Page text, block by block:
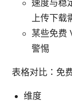
速度与稳
上传下载
某些免费
警惕
表格对比：免
维度